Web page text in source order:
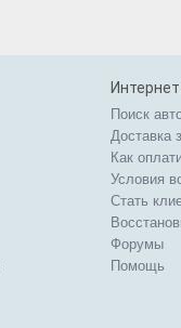
Поиск
Доставка
Как
Условия
Стать
Форумы
Помощь